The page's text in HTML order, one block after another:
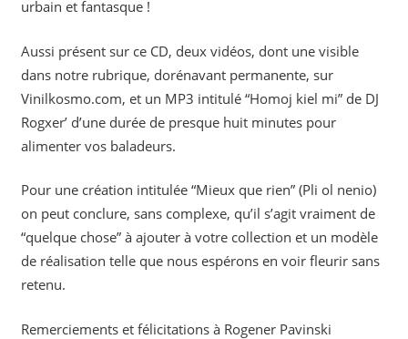
urbain et fantasque !
Aussi présent sur ce CD, deux vidéos, dont une visible
dans notre rubrique, dorénavant permanente, sur
Vinilkosmo.com, et un MP3 intitulé “Homoj kiel mi” de DJ
Rogxer’ d’une durée de presque huit minutes pour
alimenter vos baladeurs.
Pour une création intitulée “Mieux que rien” (Pli ol nenio)
on peut conclure, sans complexe, qu’il s’agit vraiment de
“quelque chose” à ajouter à votre collection et un modèle
de réalisation telle que nous espérons en voir fleurir sans
retenu.
Remerciements et félicitations à Rogener Pavinski